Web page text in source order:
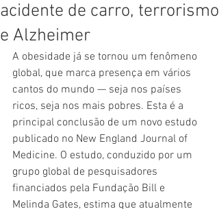
acidente de carro, terrorismo
e Alzheimer
A obesidade já se tornou um fenômeno
global, que marca presença em vários
cantos do mundo — seja nos países
ricos, seja nos mais pobres. Esta é a
principal conclusão de um novo estudo
publicado no New England Journal of
Medicine. O estudo, conduzido por um
grupo global de pesquisadores
financiados pela Fundação Bill e
Melinda Gates, estima que atualmente